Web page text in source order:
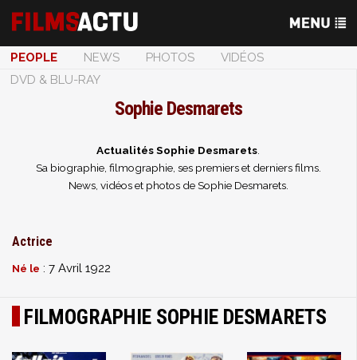
PEOPLE NEWS PHOTOS
VIDÉOS
DVD & BLU-RAY
Sophie Desmarets
Actualités Sophie Desmarets
Sa biographie, filmographie, ses premiers et derniers films.
News, vidéos et photos de Sophie Desmarets.
Actrice
Né le : 7 Avril 1922
FILMOGRAPHIE SOPHIE DESMARETS